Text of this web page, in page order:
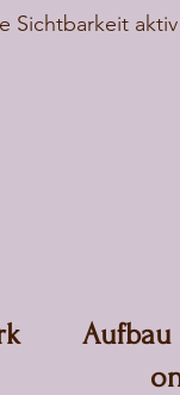
Sichtbarkeit